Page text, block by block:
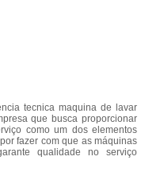
tecnica maquina de lavar
que busca proporcionar
como um dos elementos
fazer com que as máquinas
qualidade no serviço